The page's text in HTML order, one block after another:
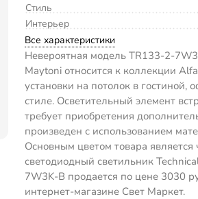
Стиль
Интерьер
Все характеристики
Невероятная модель TR133-2-
Maytoni относится к коллекции
установки на потолок в
стиле. Осветительный элемент
требует приобретения
произведен с использованием
Основным цветом товара
светодиодный светильник
7W3K-B продается по цене 3030
интернет-магазине Свет Маркет.